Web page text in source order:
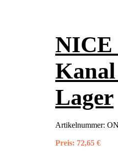
NICE
Lager
Artikelnummer:
Preis: 72,65 €